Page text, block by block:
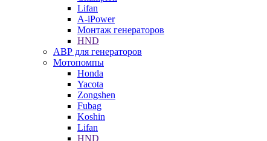
Lifan
A-iPower
Монтаж генераторов
HND
АВР для генераторов
Мотопомпы
Honda
Yacota
Zongshen
Fubag
Koshin
Lifan
HND